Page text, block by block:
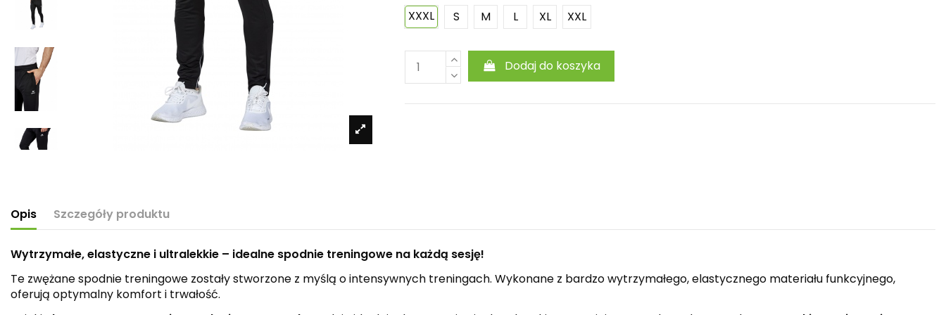
XXXL
S M L XL XXL
Dodaj do koszyka
Opis Szczegóły produktu
Wytrzymałe, elastyczne i ultralekkie – idealne spodnie treningowe na każdą sesję!
Te zwężane spodnie treningowe zostały stworzone z myślą o intensywnych treningach. Wykonane z bardzo wytrzymałego, elastycznego materiału funkcyjnego,
oferują optymalny komfort i trwałość.